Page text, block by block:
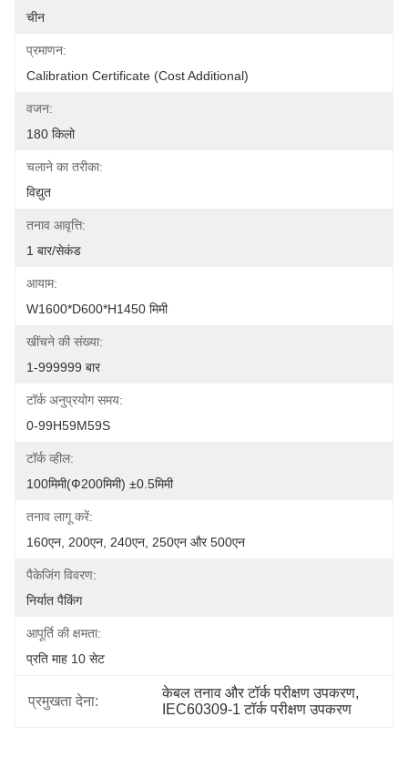
चीन
प्रमाणन:
Calibration Certificate (Cost Additional)
वजन:
180 किलो
चलाने का तरीका:
विद्युत
तनाव आवृत्ति:
1 बार/सेकंड
आयाम:
W1600*D600*H1450 मिमी
खींचने की संख्या:
1-999999 बार
टॉर्क अनुप्रयोग समय:
0-99H59M59S
टॉर्क व्हील:
100मिमी(Ф200मिमी) ±0.5मिमी
तनाव लागू करें:
160एन, 200एन, 240एन, 250एन और 500एन
पैकेजिंग विवरण:
निर्यात पैकिंग
आपूर्ति की क्षमता:
प्रति माह 10 सेट
प्रमुखता देना:
केबल तनाव और टॉर्क परीक्षण उपकरण,
IEC60309-1 टॉर्क परीक्षण उपकरण